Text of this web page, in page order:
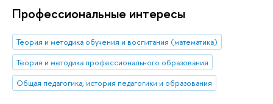
Профессиональные интересы
Теория и методика обучения и воспитания (математика)
Теория и методика профессионального образования
Общая педагогика, история педагогики и образования